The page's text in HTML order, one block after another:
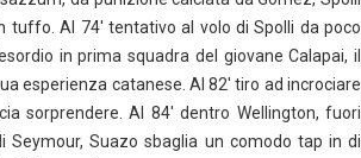
tuffo. Al 74′ tentativo al volo di Spolli da poco
in prima squadra del giovane Calapai, il
esperienza catanese. Al 82′ tiro ad incrociare
sorprendere. Al 84′ dentro Wellington, fuori
Seymour, Suazo sbaglia un comodo tap in di